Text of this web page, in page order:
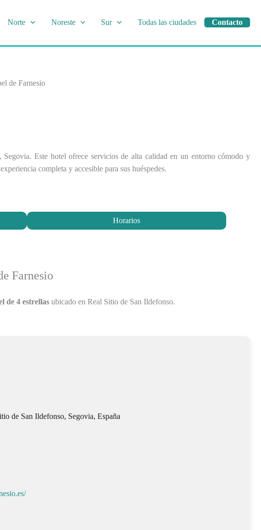
Norte Noreste Sur Todas las ciudades Contacto
de Farnesio
Este hotel ofrece servicios de alta calidad en un entorno cómodo y
completa y accesible para sus huéspedes.
Horarios
Farnesio
de 4 estrellas ubicado en Real Sitio de San Ildefonso.
de San Ildefonso, Segovia, España